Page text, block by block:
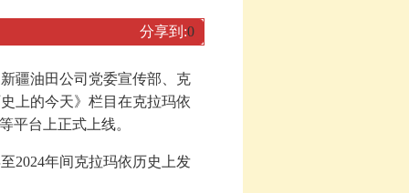
分享到:0
疆油田公司党委宣传部、克
上的今天》栏目在克拉玛依
平台上正式上线。
2024年间克拉玛依历史上发